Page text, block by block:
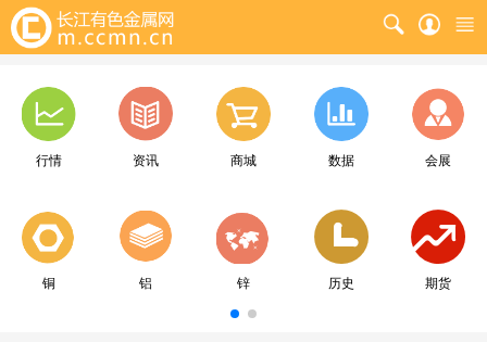
行情 资讯 商城 数据 会展
铜 铝 锌 历史 期货